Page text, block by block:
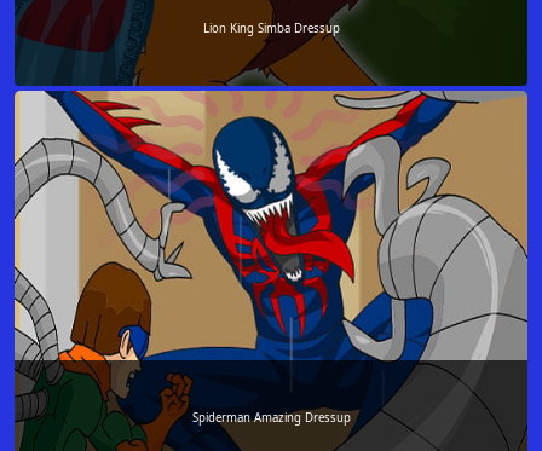
Lion King Simba Dressup
Spiderman Amazing Dressup